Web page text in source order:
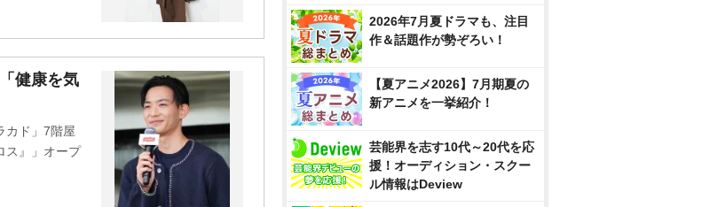
健康を気
カド」7階屋
ス』」オープ
2026年7月夏ドラマも、注目
作＆話題作が勢ぞろい！
【夏アニメ2026】7月期夏の
新アニメを一挙紹介！
芸能界を志す10代～20代を応
援！オーディション・スクー
ル情報はDeview